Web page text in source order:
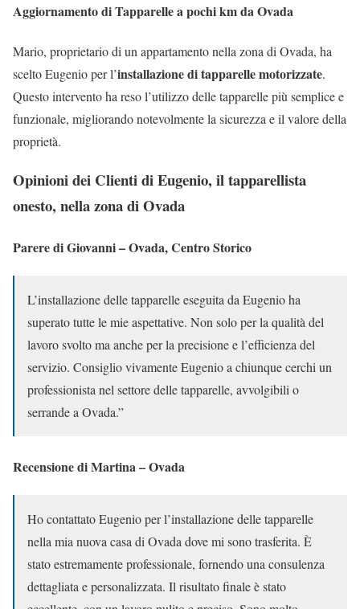
Aggiornamento di Tapparelle a pochi km da Ovada
Mario, proprietario di un appartamento nella zona di Ovada, ha
scelto Eugenio per l’installazione di tapparelle motorizzate.
Questo intervento ha reso l’utilizzo delle tapparelle più semplice e
funzionale, migliorando notevolmente la sicurezza e il valore della
proprietà.
Opinioni dei Clienti di Eugenio, il tapparellista
onesto, nella zona di Ovada
Parere di Giovanni – Ovada, Centro Storico
L’installazione delle tapparelle eseguita da Eugenio ha
superato tutte le mie aspettative. Non solo per la qualità del
lavoro svolto ma anche per la precisione e l’efficienza del
servizio. Consiglio vivamente Eugenio a chiunque cerchi un
professionista nel settore delle tapparelle, avvolgibili o
serrande a Ovada.”
Recensione di Martina – Ovada
Ho contattato Eugenio per l’installazione delle tapparelle
nella mia nuova casa di Ovada dove mi sono trasferita. È
stato estremamente professionale, fornendo una consulenza
dettagliata e personalizzata. Il risultato finale è stato